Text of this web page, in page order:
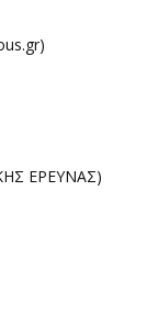
ΕΡΕΥΝΑΣ)